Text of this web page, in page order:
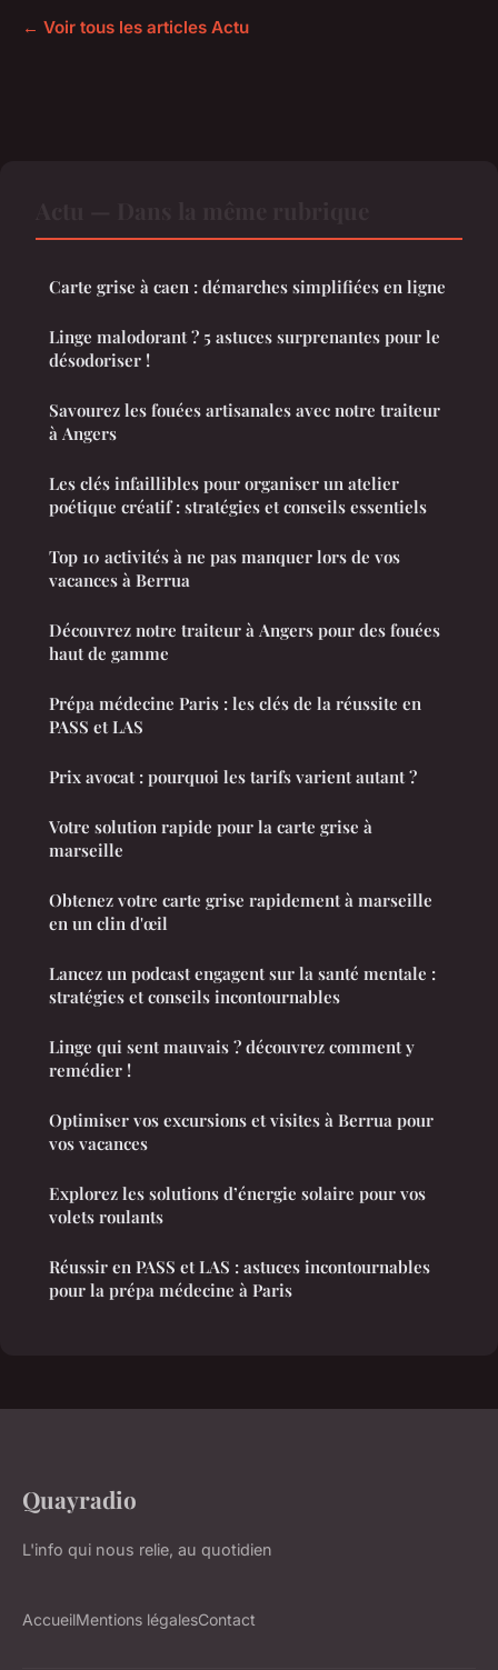
← Voir tous les articles Actu
Carte grise à caen : démarches simplifiées en ligne
Linge malodorant ? 5 astuces surprenantes pour le
désodoriser !
Savourez les fouées artisanales avec notre traiteur
à Angers
Les clés infaillibles pour organiser un atelier
poétique créatif : stratégies et conseils essentiels
Top 10 activités à ne pas manquer lors de vos
vacances à Berrua
Découvrez notre traiteur à Angers pour des fouées
haut de gamme
Prépa médecine Paris : les clés de la réussite en
PASS et LAS
Prix avocat : pourquoi les tarifs varient autant ?
Votre solution rapide pour la carte grise à
marseille
Obtenez votre carte grise rapidement à marseille
en un clin d'œil
Lancez un podcast engagent sur la santé mentale :
stratégies et conseils incontournables
Linge qui sent mauvais ? découvrez comment y
remédier !
Optimiser vos excursions et visites à Berrua pour
vos vacances
Explorez les solutions d’énergie solaire pour vos
volets roulants
Réussir en PASS et LAS : astuces incontournables
pour la prépa médecine à Paris
Quayradio
L'info qui nous relie, au quotidien
AccueilMentions légalesContact